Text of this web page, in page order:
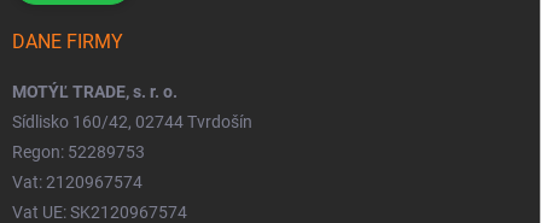
DANE FIRMY
MOTÝĽ TRADE, s. r. o.
Sídlisko 160/42, 02744 Tvrdošín
Regon: 52289753
Vat: 2120967574
Vat UE: SK2120967574